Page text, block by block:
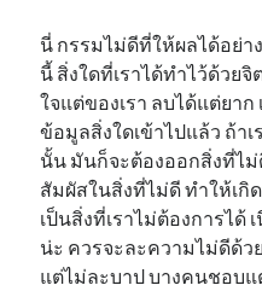
นี่ กรรมไม่ดีที่ให้ผลได้อย่า
นี้ สิ่งใดที่เราได้ทำไว้ด้วยจิ
ใจแต่ของเรา ลบได้แต่ยา
ข้อมูลสิ่งใดเข้าไปแล้ว ถ้า
นั้น มันก็จะต้องออกสิ่งที่ไม่
สัมผัสในสิ่งที่ไม่ดี ทำให้เกิ
เป็นสิ่งที่เราไม่ต้องการได้
น่ะ ควรจะละความไม่ดีด้
แต่ไม่ละบาป บางคนชอบ